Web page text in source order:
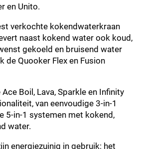
en Unito.
verkochte kokendwaterkraan
naast kokend water ook koud,
gekoeld en bruisend water
de Quooker Flex en Fusion
Boil, Lava, Sparkle en Infinity
van eenvoudige 3-in-1
5-in-1 systemen met kokend,
water.
energiezuinig in gebruik: het